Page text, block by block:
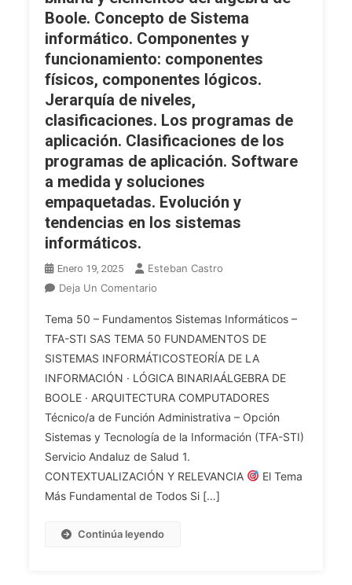
Abiertos
Y
Sistemas
Propietarios.
Administración
Y
Gestión
Del
Sistema
Operativo.
Planes
De
Implantación
Migración.
Instalación,
Configuración
Y
Optimización.
Operativos
En
Dispositivos
Móviles.
Boole. Concepto de Sistema
informático. Componentes y
funcionamiento: componentes
físicos, componentes lógicos.
Jerarquía de niveles,
clasificaciones. Los programas de
aplicación. Clasificaciones de los
programas de aplicación. Software
a medida y soluciones
empaquetadas. Evolución y
tendencias en los sistemas
informáticos.
Enero 19, 2025
Esteban Castro
Deja Un Comentario
2025
TFA
INF.
Tema
50.
Teoría
De
La
De
Símbolo
Tema 50 – Fundamentos Sistemas Informáticos –
TFA-STI SAS TEMA 50 FUNDAMENTOS DE
SISTEMAS INFORMÁTICOSTEORÍA DE LA
INFORMACIÓN · LÓGICA BINARIAÁLGEBRA DE
BOOLE · ARQUITECTURA COMPUTADORES
Técnico/a de Función Administrativa – Opción
Sistemas y Tecnología de la Información (TFA-STI)
Servicio Andaluz de Salud 1.
CONTEXTUALIZACIÓN Y RELEVANCIA
El Tema
Más Fundamental de Todos Si […]
Continúa leyendo